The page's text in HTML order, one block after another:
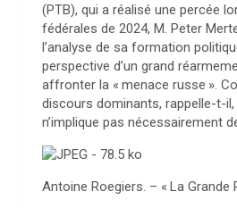
(PTB), qui a réalisé une percée
fédérales de 2024, M. Peter
l’analyse de sa formation
perspective d’un grand
affronter la « menace russe ».
discours dominants, rappelle-t-il,
n’implique pas nécessairement
Antoine Roegiers. – « La Grande